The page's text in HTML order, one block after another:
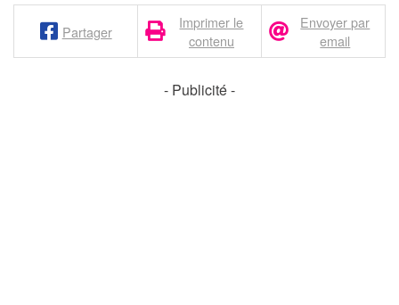
Partager
Imprimer le
contenu
Envoyer par
email
- Publicité -